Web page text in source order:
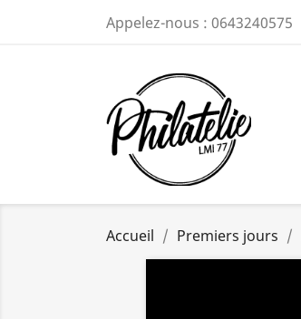
Appelez-nous : 0643240575
Accueil Premiers jours